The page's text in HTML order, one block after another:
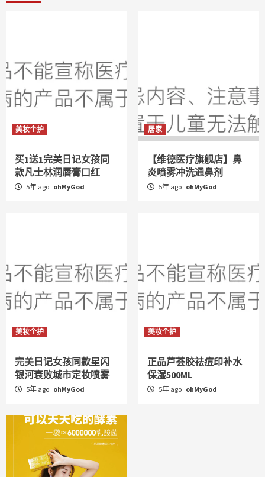
美妆个护
买1送1完美日记女孩同
款凡士林润唇膏口红
5年 ago ohMyGod
居家
【维德医疗旗舰店】鼻
炎喷雾冲洗通鼻剂
5年 ago ohMyGod
美妆个护
完美日记女孩同款星闪
银河衰败城市定妆喷雾
5年 ago ohMyGod
美妆个护
正品芦荟胶祛痘印补水
保湿500ML
5年 ago ohMyGod